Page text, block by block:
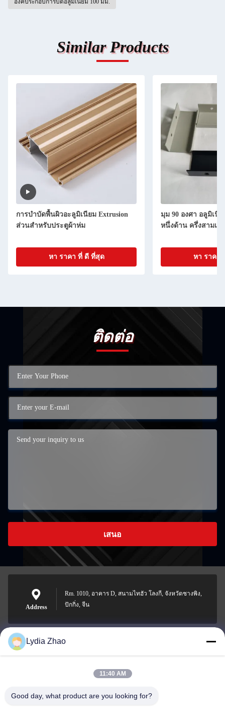
องค์ประกอบการบดอลูมิเนียม 100 มม.
Similar Products
การบําบัดพื้นผิวอะลูมิเนียม Extrusion
ส่วนสําหรับประตูผ้าห่ม
หา ราคา ที่ ดี ที่สุด
มุม 90 องศา อลูมิเนี
หนึ่งด้าน ครึ่งสามเห
หา ราคา
ติดต่อ
เสนอ
Address
Rm. 1010, อาคาร D, สนามไทฮัว โลงกี, จังหวัดชางพิง,
ปักกิ่ง, จีน
jesingd@vip.sina.com
Lydia Zhao
11:40 AM
Good day, what product are you looking for?